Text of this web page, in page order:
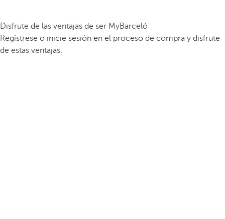
Disfrute de las ventajas de ser MyBarceló
Regístrese o inicie sesión en el proceso de compra y disfrute
de estas ventajas.